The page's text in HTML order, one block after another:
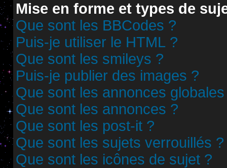
Mise en forme et types de
Que sont les BBCodes ?
Puis-je utiliser le HTML ?
Que sont les smileys ?
Puis-je publier des images ?
Que sont les annonces
Que sont les annonces ?
Que sont les post-it ?
Que sont les sujets verrouillés ?
Que sont les icônes de sujet ?